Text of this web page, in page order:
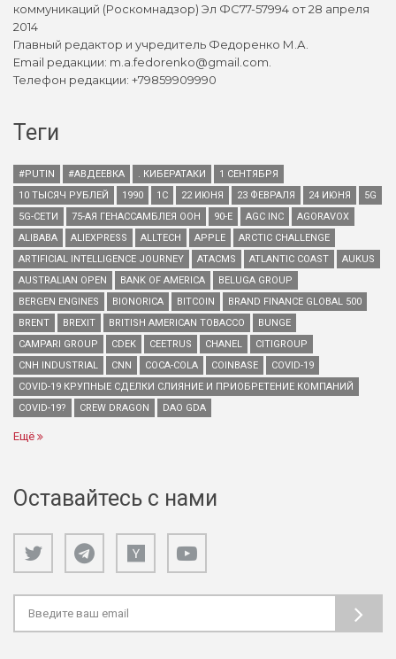
коммуникаций (Роскомнадзор) Эл ФС77-57994 от 28 апреля
2014
Главный редактор и учредитель Федоренко М.А.
Email редакции: m.a.fedorenko@gmail.com.
Телефон редакции: +79859909990
Теги
#PUTIN #АВДЕЕВКА . КИБЕРАТАКИ
1 СЕНТЯБРЯ
10 ТЫСЯЧ РУБЛЕЙ
1990 1С 22 ИЮНЯ 23 ФЕВРАЛЯ 24 ИЮНЯ
5G
5G-СЕТИ
75-АЯ ГЕНАССАМБЛЕЯ ООН 90-Е AGC INC
AGORAVOX
ALIBABA
ALIEXPRESS ALLTECH APPLE
ARCTIC CHALLENGE
ARTIFICIAL INTELLIGENCE JOURNEY
ATACMS ATLANTIC COAST
AUKUS
AUSTRALIAN OPEN
BANK OF AMERICA
BELUGA GROUP
BERGEN ENGINES
BIONORICA BITCOIN
BRAND FINANCE GLOBAL 500
BRENT
BREXIT BRITISH AMERICAN TOBACCO
BUNGE
CAMPARI GROUP
CDEK CEETRUS CHANEL
CITIGROUP
CNH INDUSTRIAL
CNN COCA-COLA COINBASE
COVID-19
COVID-19 КРУПНЫЕ СДЕЛКИ СЛИЯНИЕ И ПРИОБРЕТЕНИЕ КОМПАНИЙ
COVID-19?
CREW DRAGON DAO GDA
Ещё
Оставайтесь с нами